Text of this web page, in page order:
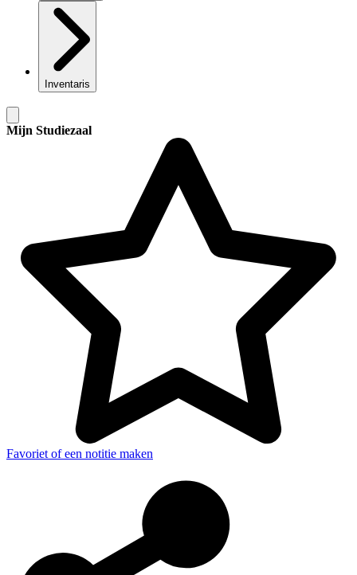
Inventaris
Mijn Studiezaal
Favoriet of een notitie maken